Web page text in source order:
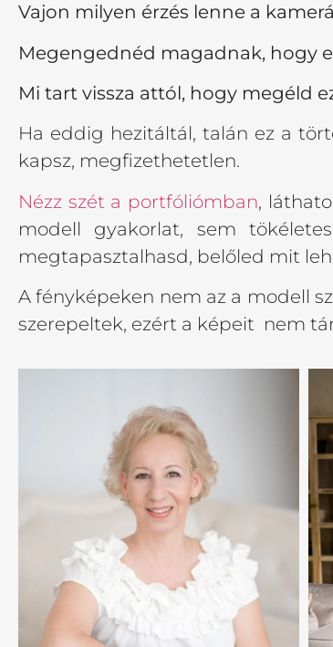
Vajon milyen érzés lenne a
Megengednéd magadnak, hogy
Mi tart vissza attól, hogy megéld
Ha eddig hezitáltál, talán ez a
kapsz, megfizethetetlen.
Nézz szét a portfóliómban,
modell gyakorlat, sem
megtapasztalhasd, belőled mit
A fényképeken nem az a modell
szerepeltek, ezért a képeit nem